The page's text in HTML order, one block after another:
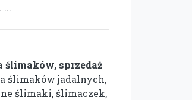
...
sprzedaż
ślimaków jadalnych,
ślimaki, ślimaczek,